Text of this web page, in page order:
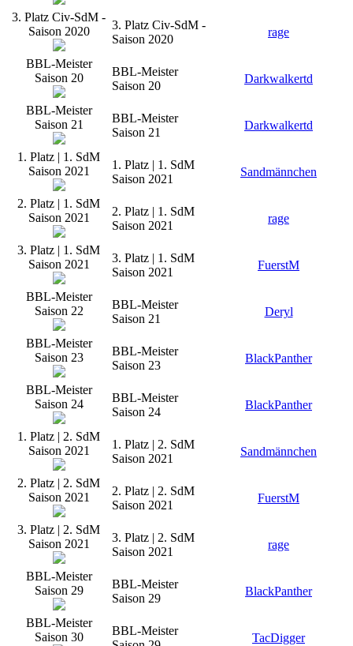
3. Platz Civ-SdM -
Saison 2020
3. Platz Civ-SdM -
Saison 2020
rage
BBL-Meister
Saison 20
BBL-Meister
Saison 20
Darkwalkertd
BBL-Meister
Saison 21
BBL-Meister
Saison 21
Darkwalkertd
1. Platz | 1. SdM
Saison 2021
1. Platz | 1. SdM
Saison 2021
Sandmännchen
2. Platz | 1. SdM
Saison 2021
2. Platz | 1. SdM
Saison 2021
rage
3. Platz | 1. SdM
Saison 2021
3. Platz | 1. SdM
Saison 2021
FuerstM
BBL-Meister
Saison 22
BBL-Meister
Saison 21
Deryl
BBL-Meister
Saison 23
BBL-Meister
Saison 23
BlackPanther
BBL-Meister
Saison 24
BBL-Meister
Saison 24
BlackPanther
1. Platz | 2. SdM
Saison 2021
1. Platz | 2. SdM
Saison 2021
Sandmännchen
2. Platz | 2. SdM
Saison 2021
2. Platz | 2. SdM
Saison 2021
FuerstM
3. Platz | 2. SdM
Saison 2021
3. Platz | 2. SdM
Saison 2021
rage
BBL-Meister
Saison 29
BBL-Meister
Saison 29
BlackPanther
BBL-Meister
Saison 30
BBL-Meister
TacDigger